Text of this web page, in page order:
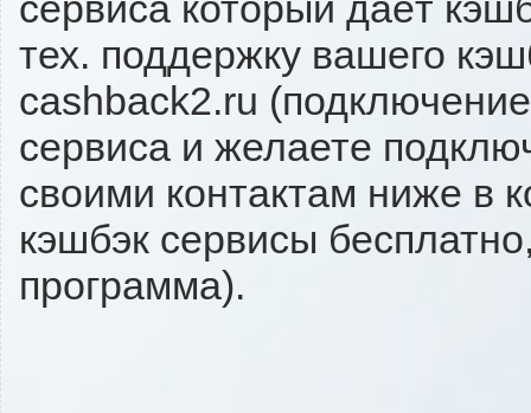
тех. поддержку вашего
cashback2.ru
сервиса и желаете
своими контактам ниже в
кэшбэк сервисы
программа).